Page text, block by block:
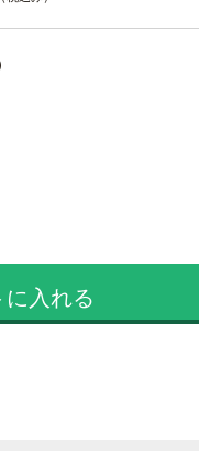
に入れる